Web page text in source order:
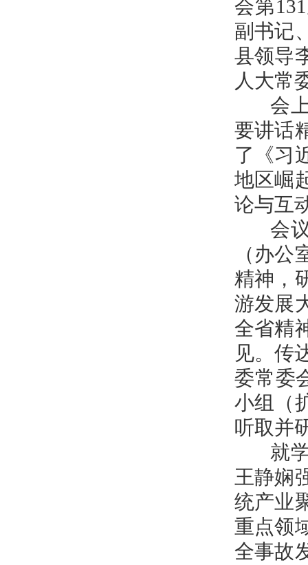
会第
副书记
县领导
人大常
会上
要讲话
了《习
地区崛
论与互
会议
（办
精神，
游发展
全省精
见。传
委常委
小组（
听取并
就学
王静娴
统产业
重点领
全事故